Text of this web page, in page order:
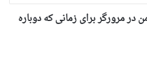
در مرورگر برای زمانی که دوباره